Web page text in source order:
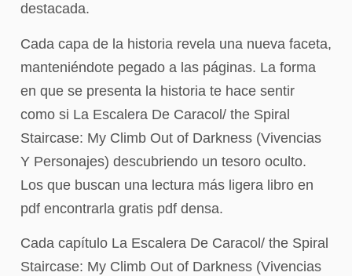
destacada.
Cada capa de la historia revela una nueva faceta,
manteniéndote pegado a las páginas. La forma
en que se presenta la historia te hace sentir
como si La Escalera De Caracol/ the Spiral
Staircase: My Climb Out of Darkness (Vivencias
Y Personajes) descubriendo un tesoro oculto.
Los que buscan una lectura más ligera libro en
pdf encontrarla gratis pdf densa.
Cada capítulo La Escalera De Caracol/ the Spiral
Staircase: My Climb Out of Darkness (Vivencias